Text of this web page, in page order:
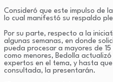
Consideró que este impulso de
lo cual manifestó su respaldo
Por su parte, respecto a la
algunas semanas, en donde
pueda procesar a mayores de
como menores, Bedolla
expertos en el tema, y hasta
consultada, la presentarán.